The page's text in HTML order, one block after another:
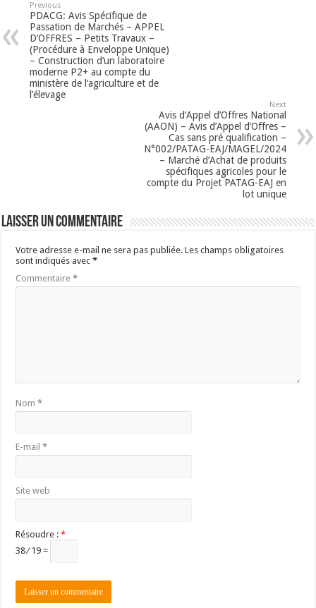
Previous
PDACG: Avis Spécifique de
Passation de Marchés – APPEL
D’OFFRES – Petits Travaux –
(Procédure à Enveloppe Unique)
– Construction d’un laboratoire
moderne P2+ au compte du
ministère de l’agriculture et de
l’élevage
Next
Avis d’Appel d’Offres National
(AAON) – Avis d’Appel d’Offres –
Cas sans pré qualification –
N°002/PATAG-EAJ/MAGEL/2024
– Marché d’Achat de produits
spécifiques agricoles pour le
compte du Projet PATAG-EAJ en
lot unique
Laisser un commentaire
Votre adresse e-mail ne sera pas publiée. Les champs obligatoires
sont indiqués avec*
Commentaire*
Nom*
E-mail*
Site web
Résoudre :*
38 ⁄ 19 =